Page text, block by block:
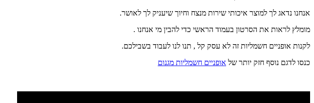
אנחנו נדאג לך למוצר איכותי שירות מנצח וחיוך שיעניק לך לאושר.
מומלץ לראות את הסרטון בעמוד הראשי כדי להבין מי אנחנו .
לקנות אופניים חשמליות זה לא עסק קל , תנו לנו לעבוד בשבילכם.
כנסו לדגם נוסף חזק יותר של אופניים חשמליות מגנום